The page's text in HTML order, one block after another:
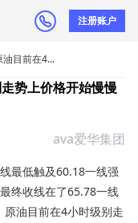
注册账户
目前在4...
势上价格开始慢慢
ava爱华集团
最低触及60.18一线强
终收线在了65.78一线
油目前在4小时级别走